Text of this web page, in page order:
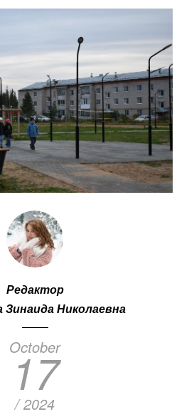
Редактор
Николаевна
October
17
/ 2024